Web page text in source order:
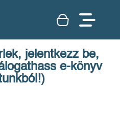
jelentkezz be,
e-könyv